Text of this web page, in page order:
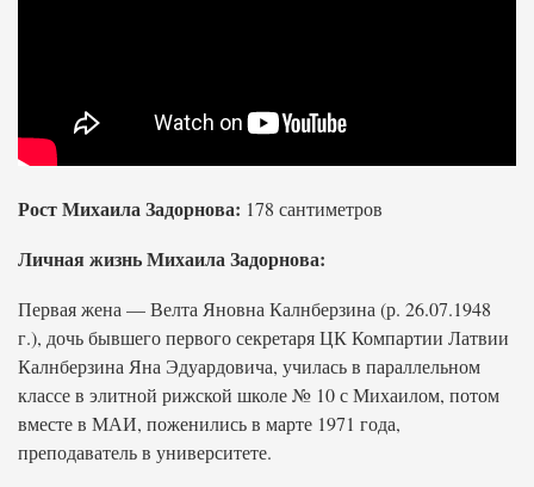
Рост Михаила Задорнова: 178 сантиметров
Личная жизнь Михаила Задорнова:
Первая жена — Велта Яновна Калнберзина (р. 26.07.1948
г.), дочь бывшего первого секретаря ЦК Компартии Латвии
Калнберзина Яна Эдуардовича, училась в параллельном
классе в элитной рижской школе № 10 с Михаилом, потом
вместе в МАИ, поженились в марте 1971 года,
преподаватель в университете.